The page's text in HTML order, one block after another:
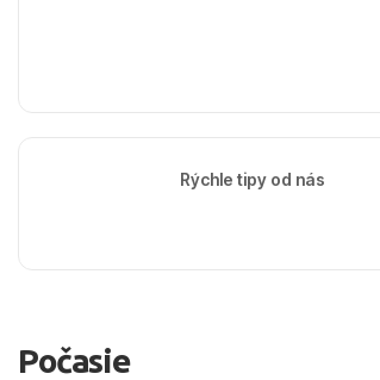
Rýchle tipy od nás
Počasie